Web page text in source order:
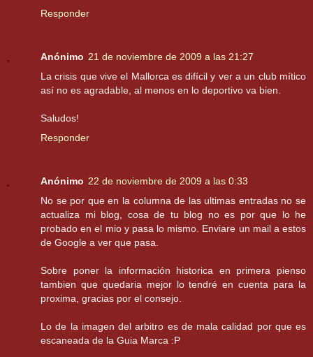
Responder
Anónimo 21 de noviembre de 2009 a las 21:27
La crisis que vive el Mallorca es difícil y ver a un club mítico
así no es agradable, al menos en lo deportivo va bien.
Saludos!
Responder
Anónimo 22 de noviembre de 2009 a las 0:33
No se por que en la columna de las ultimas entradas no se
actualiza mi blog, cosa de tu blog no es por que lo he
probado en el mio y pasa lo mismo. Enviare un mail a estos
de Google a ver que pasa.
Sobre poner la información historica en primera pienso
tambien que quedaria mejor lo tendré en cuenta para la
proxima, gracias por el consejo.
Lo de la imagen del arbitro es de mala calidad por que es
escaneada de la Guia Marca :P